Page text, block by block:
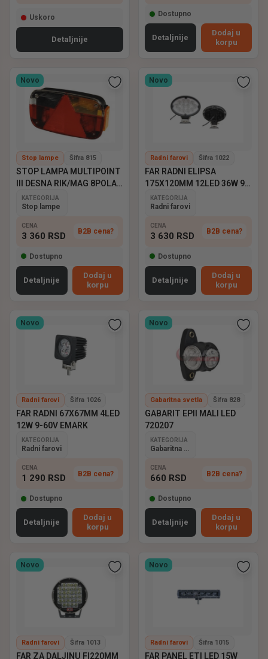
Uskoro
Detaljnije
Dostupno
Detaljnije
Dodaj u
korpu
Novo
Stop lampe Šifra 815
STOP LAMPA MULTIPOINT
III DESNA RIK/MAG 8POLA
ASPOCK
KATEGORIJA
Stop lampe
CENA
3 360 RSD B2B cena?
Dostupno
Detaljnije
Dodaj u
korpu
Novo
Radni farovi Šifra 1022
FAR RADNI ELIPSA
175X120MM 12LED 36W 9-
60V EMARK
KATEGORIJA
Radni farovi
CENA
3 630 RSD B2B cena?
Dostupno
Detaljnije
Dodaj u
korpu
Novo
Radni farovi Šifra 1026
FAR RADNI 67X67MM 4LED
12W 9-60V EMARK
KATEGORIJA
Radni farovi
CENA
1 290 RSD B2B cena?
Dostupno
Detaljnije
Dodaj u
korpu
Novo
Gabaritna svetla Šifra 828
GABARIT EPII MALI LED
720207
KATEGORIJA
Gabaritna svetla
CENA
660 RSD B2B cena?
Dostupno
Detaljnije
Dodaj u
korpu
Novo
Radni farovi Šifra 1013
FAR ZA DALJINU FI220MM
Novo
Radni farovi Šifra 1015
FAR PANEL ETI LED 15W